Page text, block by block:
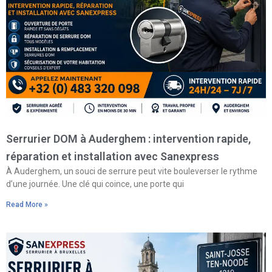
Serrurier DOM à Auderghem : intervention rapide,
réparation et installation avec Sanexpress
À Auderghem, un souci de serrure peut vite bouleverser le rythme
d’une journée. Une clé qui coince, une porte qui
Read More »